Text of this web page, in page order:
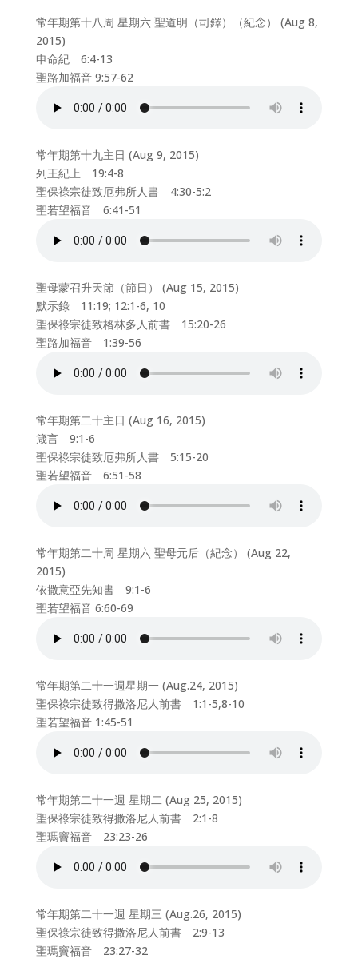
常年期第十八周 星期六 聖道明（司鐸）（紀念） (Aug 8,
2015)
申命紀 6:4-13
聖路加福音 9:57-62
常年期第十九主日 (Aug 9, 2015)
列王紀上 19:4-8
聖保祿宗徒致厄弗所人書 4:30-5:2
聖若望福音 6:41-51
聖母蒙召升天節（節日） (Aug 15, 2015)
默示錄 11:19; 12:1-6, 10
聖保祿宗徒致格林多人前書 15:20-26
聖路加福音 1:39-56
常年期第二十主日 (Aug 16, 2015)
箴言 9:1-6
聖保祿宗徒致厄弗所人書 5:15-20
聖若望福音 6:51-58
常年期第二十周 星期六 聖母元后（紀念） (Aug 22,
2015)
依撒意亞先知書 9:1-6
聖若望福音 6:60-69
常年期第二十一週星期一 (Aug.24, 2015)
聖保祿宗徒致得撒洛尼人前書 1:1-5,8-10
聖若望福音 1:45-51
常年期第二十一週 星期二 (Aug 25, 2015)
聖保祿宗徒致得撒洛尼人前書 2:1-8
聖瑪竇福音 23:23-26
常年期第二十一週 星期三 (Aug.26, 2015)
聖保祿宗徒致得撒洛尼人前書 2:9-13
聖瑪竇福音 23:27-32